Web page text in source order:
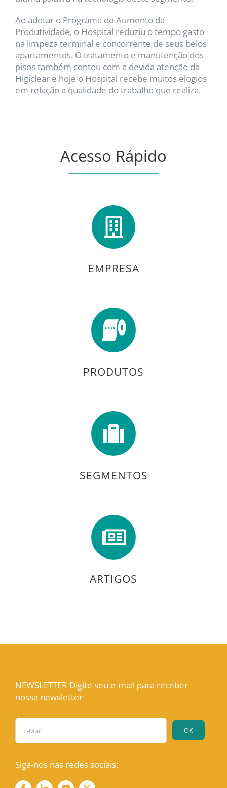
Ao adotar o Programa de Aumento da
Produtividade, o Hospital reduziu o tempo gasto
na limpeza terminal e concorrente de seus belos
apartamentos. O tratamento e manutenção dos
pisos também contou com a devida atenção da
Higiclear e hoje o Hospital recebe muitos elogios
em relação a qualidade do trabalho que realiza.
Acesso Rápido
EMPRESA
PRODUTOS
SEGMENTOS
ARTIGOS
NEWSLETTER Digite seu e-mail para receber
nossa newsletter
Siga-nos nas redes sociais: